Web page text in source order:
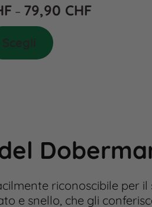
– 79,90 CHF
riconoscibile per il
e snello, che gli